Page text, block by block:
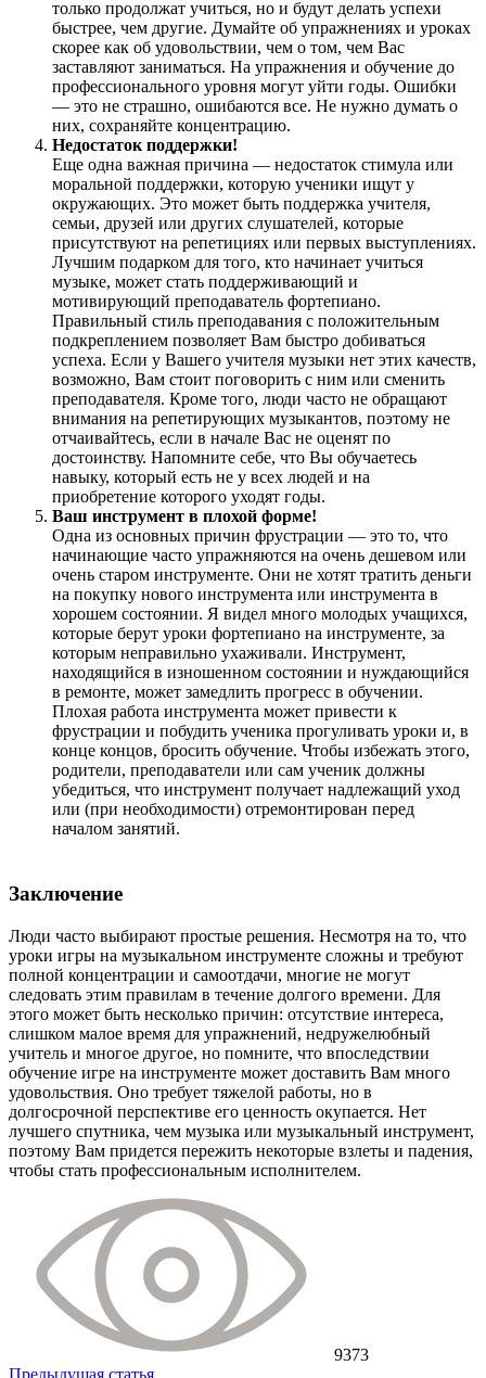
только продолжат учиться, но и будут делать успехи
быстрее, чем другие. Думайте об упражнениях и уроках
скорее как об удовольствии, чем о том, чем Вас
заставляют заниматься. На упражнения и обучение до
профессионального уровня могут уйти годы. Ошибки
— это не страшно, ошибаются все. Не нужно думать о
них, сохраняйте концентрацию.
Недостаток поддержки!
Еще одна важная причина — недостаток стимула или
моральной поддержки, которую ученики ищут у
окружающих. Это может быть поддержка учителя,
семьи, друзей или других слушателей, которые
присутствуют на репетициях или первых выступлениях.
Лучшим подарком для того, кто начинает учиться
музыке, может стать поддерживающий и
мотивирующий преподаватель фортепиано.
Правильный стиль преподавания с положительным
подкреплением позволяет Вам быстро добиваться
успеха. Если у Вашего учителя музыки нет этих качеств,
возможно, Вам стоит поговорить с ним или сменить
преподавателя. Кроме того, люди часто не обращают
внимания на репетирующих музыкантов, поэтому не
отчаивайтесь, если в начале Вас не оценят по
достоинству. Напомните себе, что Вы обучаетесь
навыку, который есть не у всех людей и на
приобретение которого уходят годы.
Ваш инструмент в плохой форме!
Одна из основных причин фрустрации — это то, что
начинающие часто упражняются на очень дешевом или
очень старом инструменте. Они не хотят тратить деньги
на покупку нового инструмента или инструмента в
хорошем состоянии. Я видел много молодых учащихся,
которые берут уроки фортепиано на инструменте, за
которым неправильно ухаживали. Инструмент,
находящийся в изношенном состоянии и нуждающийся
в ремонте, может замедлить прогресс в обучении.
Плохая работа инструмента может привести к
фрустрации и побудить ученика прогуливать уроки и, в
конце концов, бросить обучение. Чтобы избежать этого,
родители, преподаватели или сам ученик должны
убедиться, что инструмент получает надлежащий уход
или (при необходимости) отремонтирован перед
началом занятий.
Заключение
Люди часто выбирают простые решения. Несмотря на то, что
уроки игры на музыкальном инструменте сложны и требуют
полной концентрации и самоотдачи, многие не могут
следовать этим правилам в течение долгого времени. Для
этого может быть несколько причин: отсутствие интереса,
слишком малое время для упражнений, недружелюбный
учитель и многое другое, но помните, что впоследствии
обучение игре на инструменте может доставить Вам много
удовольствия. Оно требует тяжелой работы, но в
долгосрочной перспективе его ценность окупается. Нет
лучшего спутника, чем музыка или музыкальный инструмент,
поэтому Вам придется пережить некоторые взлеты и падения,
чтобы стать профессиональным исполнителем.
9373